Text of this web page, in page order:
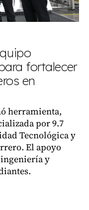
fortalecer
en
herramienta,
por 9.7
Tecnológica y
El apoyo
y